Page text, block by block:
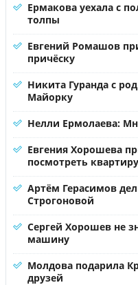
Ермакова уехала с
толпы
Евгений Ромашов
причёску
Никита Гуранда с
Майорку
Нелли Ермолаева:
Евгения Хорошева
посмотреть квартиру
Артём Герасимов
Строгоновой
Сергей Хорошев не
машину
Молдова подарила
друзей